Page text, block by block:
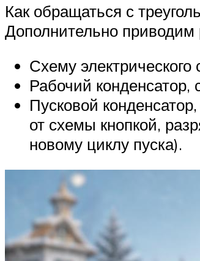
Как обращаться с
Дополнительно
Схему
Рабочий
Пусковой
от схемы кнопкой,
новому циклу пуска).